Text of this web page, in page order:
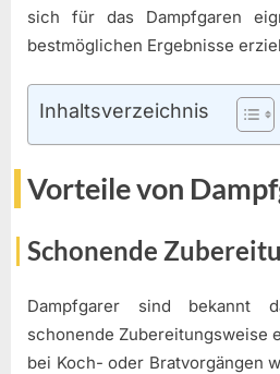
sich für das Dampfgaren
bestmöglichen Ergebnisse
Inhaltsverzeichnis
Vorteile von
Schonende
Dampfgarer sind bekannt
schonende Zubereitungsweise
bei Koch- oder Bratvorgängen